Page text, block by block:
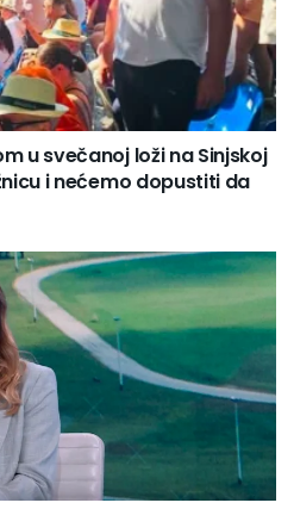
u svečanoj loži na Sinjskoj
i nećemo dopustiti da